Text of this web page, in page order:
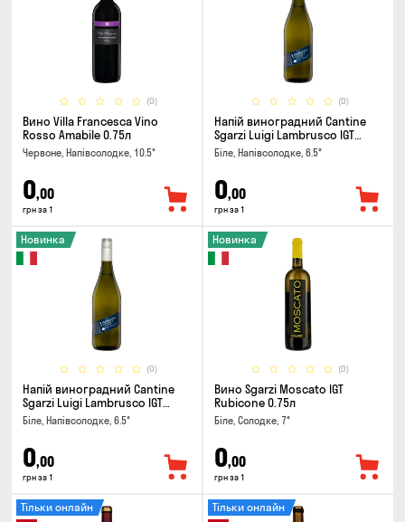
(0)
Вино Villa Francesca Vino
Rosso Amabile 0.75л
Червоне, Напівсолодке, 10.5°
0,00
грн за 1
(0)
Напій виноградний Cantine
Sgarzi Luigi Lambrusco IGT
Emilia Bianca Frizziante 0.75л
Біле, Напівсолодке, 6.5°
0,00
грн за 1
(0)
Новинка
Напій виноградний Cantine
Sgarzi Luigi Lambrusco IGT
Emilia Bianca Frizziante 0.75л
Біле, Напівсолодке, 6.5°
0,00
грн за 1
(0)
Новинка
Вино Sgarzi Moscato IGT
Rubicone 0.75л
Біле, Солодке, 7°
0,00
грн за 1
Тільки онлайн Тільки онлайн